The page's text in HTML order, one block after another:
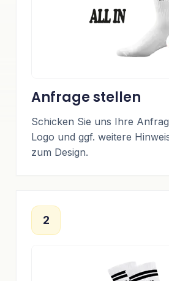
Anfrage stellen
Schicken Sie uns Ihre
Logo und ggf. weitere
zum Design.
2